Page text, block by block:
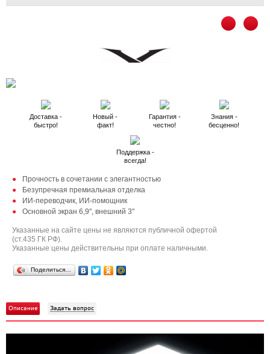
Доставка -
быстро!
Новый -
факт!
Гарантия -
честно!
Знания -
бесценно!
Поддержка -
всегда!
Прочность в сочетании с элегантностью
Безупречная премиальная отделка
ИИ-переводчик, ИИ-помощник
Основной экран 6,9", внешний 3"
Указанные на сайте цены не являются публичной офертой
(ст.435 ГК РФ).
Указанные цены действительны при оплате наличными.
Поделиться…
Описание Задать вопрос